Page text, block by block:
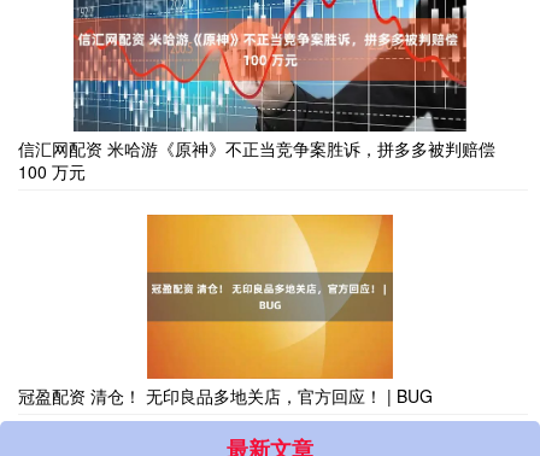
信汇网配资 米哈游《原神》不正当竞争案胜诉，拼多多被判赔偿
100 万元
冠盈配资 清仓！ 无印良品多地关店，官方回应！ | BUG
最新文章